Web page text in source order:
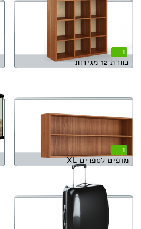
1
כוורת 12 מגירות
1
מדפים לספרים XL